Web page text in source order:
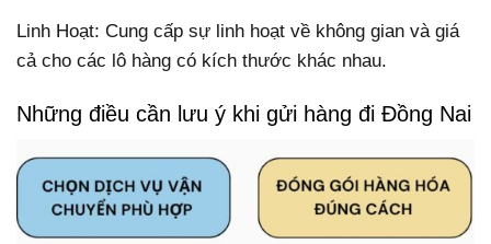
Linh Hoạt: Cung cấp sự linh hoạt về không gian và giá
cả cho các lô hàng có kích thước khác nhau.
Những điều cần lưu ý khi gửi hàng đi Đồng Nai